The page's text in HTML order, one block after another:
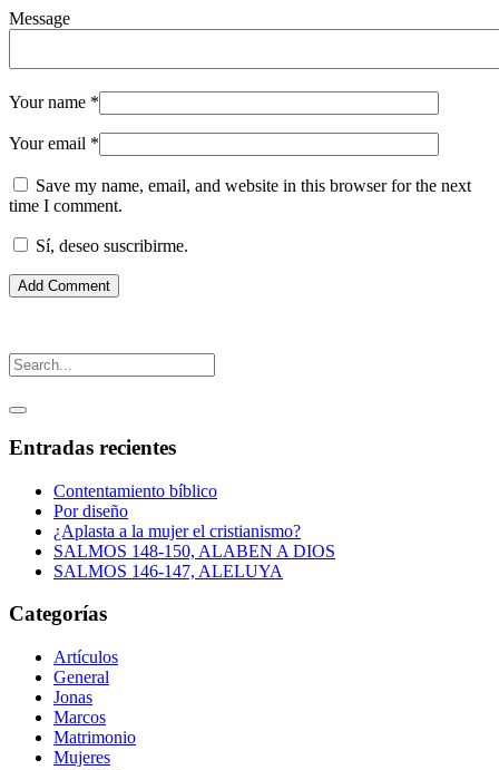
Message
Your name *
Your email *
Save my name, email, and website in this browser for the next
time I comment.
Sí, deseo suscribirme.
Entradas recientes
Contentamiento bíblico
Por diseño
¿Aplasta a la mujer el cristianismo?
SALMOS 148-150, ALABEN A DIOS
SALMOS 146-147, ALELUYA
Categorías
Artículos
General
Jonas
Marcos
Matrimonio
Mujeres